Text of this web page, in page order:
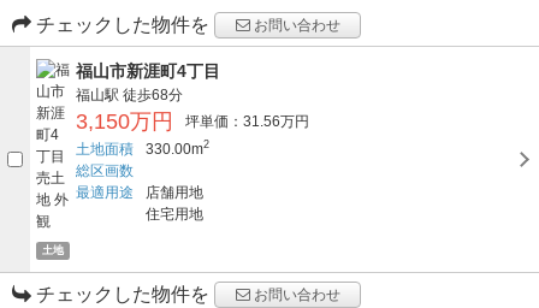
チェックした物件を
お問い合わせ
土地
福山市新涯町4丁目
福山駅 徒歩68分
3,150万円
坪単価：31.56万円
土地面積
330.00m2
総区画数
最適用途
店舗用地
住宅用地
チェックした物件を お問い合わせ